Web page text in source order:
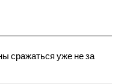
сражаться уже не за